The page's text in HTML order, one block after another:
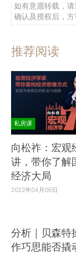
如有意愿转载，
确认及授权后，方
推荐阅读
私房课
向松祚：宏观
讲，带你了解
经济大局
2022年04月06日
分析｜贝森特
作巧思能否撬